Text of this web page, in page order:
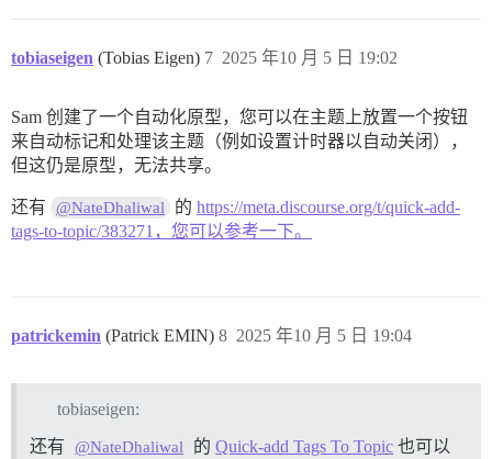
tobiaseigen (Tobias Eigen) 2025 年10 月 5 日 19:02
7
Sam 创建了一个自动化原型，您可以在主题上放置一个按钮
来自动标记和处理该主题（例如设置计时器以自动关闭），
但这仍是原型，无法共享。
还有 @NateDhaliwal 的https://meta.discourse.org/t/quick-add-
tags-to-topic/383271，您可以参考一下。
patrickemin (Patrick EMIN) 2025 年10 月 5 日 19:04
8
tobiaseigen:
还有
@NateDhaliwal 的Quick-add Tags To Topic 也可以